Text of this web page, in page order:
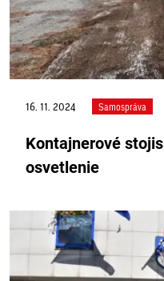
16. 11. 2024 Samospráva
Kontajnerové
osvetlenie